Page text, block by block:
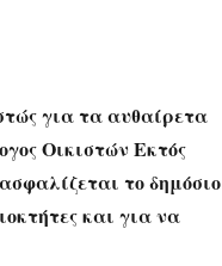
για τα αυθαίρετα
Οικιστών Εκτός
το δημόσιο
και για να